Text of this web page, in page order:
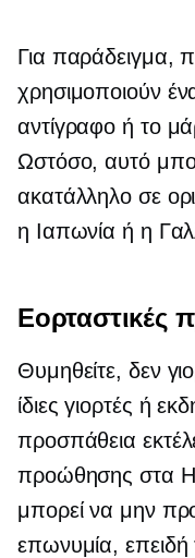
Για παράδειγμα,
χρησιμοποιούν
αντίγραφο ή το
Ωστόσο, αυτό
ακατάλληλο σε
η Ιαπωνία ή η
Εορταστικές
Θυμηθείτε, δεν
ίδιες γιορτές ή
προσπάθεια
προώθησης στα
μπορεί να μην
επωνυμία, επειδή